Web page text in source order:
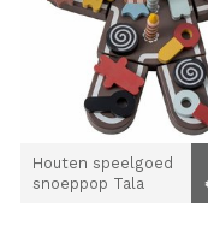
Houten speelgoed
snoeppop Tala